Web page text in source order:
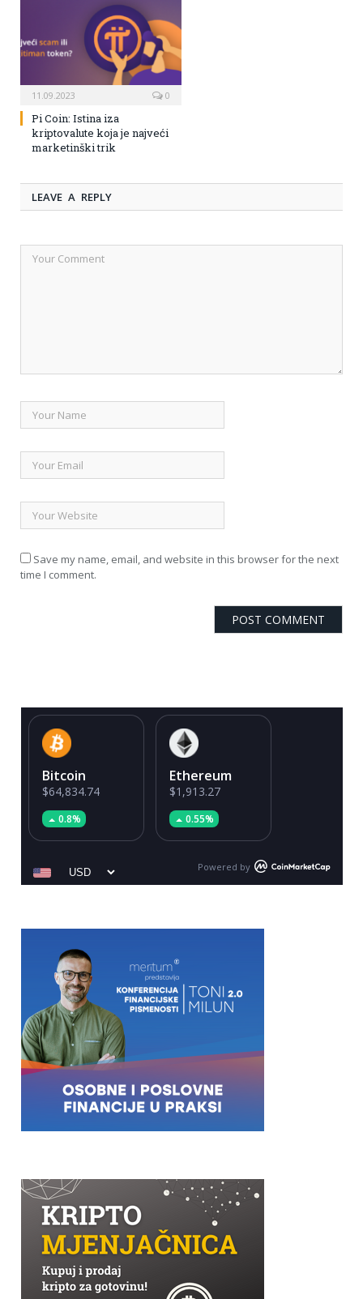
11.09.2023 0
Pi Coin: Istina iza
kriptovalute koja je najveći
marketinški trik
LEAVE A REPLY
Save my name, email, and website in this browser for the next
time I comment.
Bitcoin
$64,834.74
0.8%
Ethereum
$1,913.27
0.55%
Powered by